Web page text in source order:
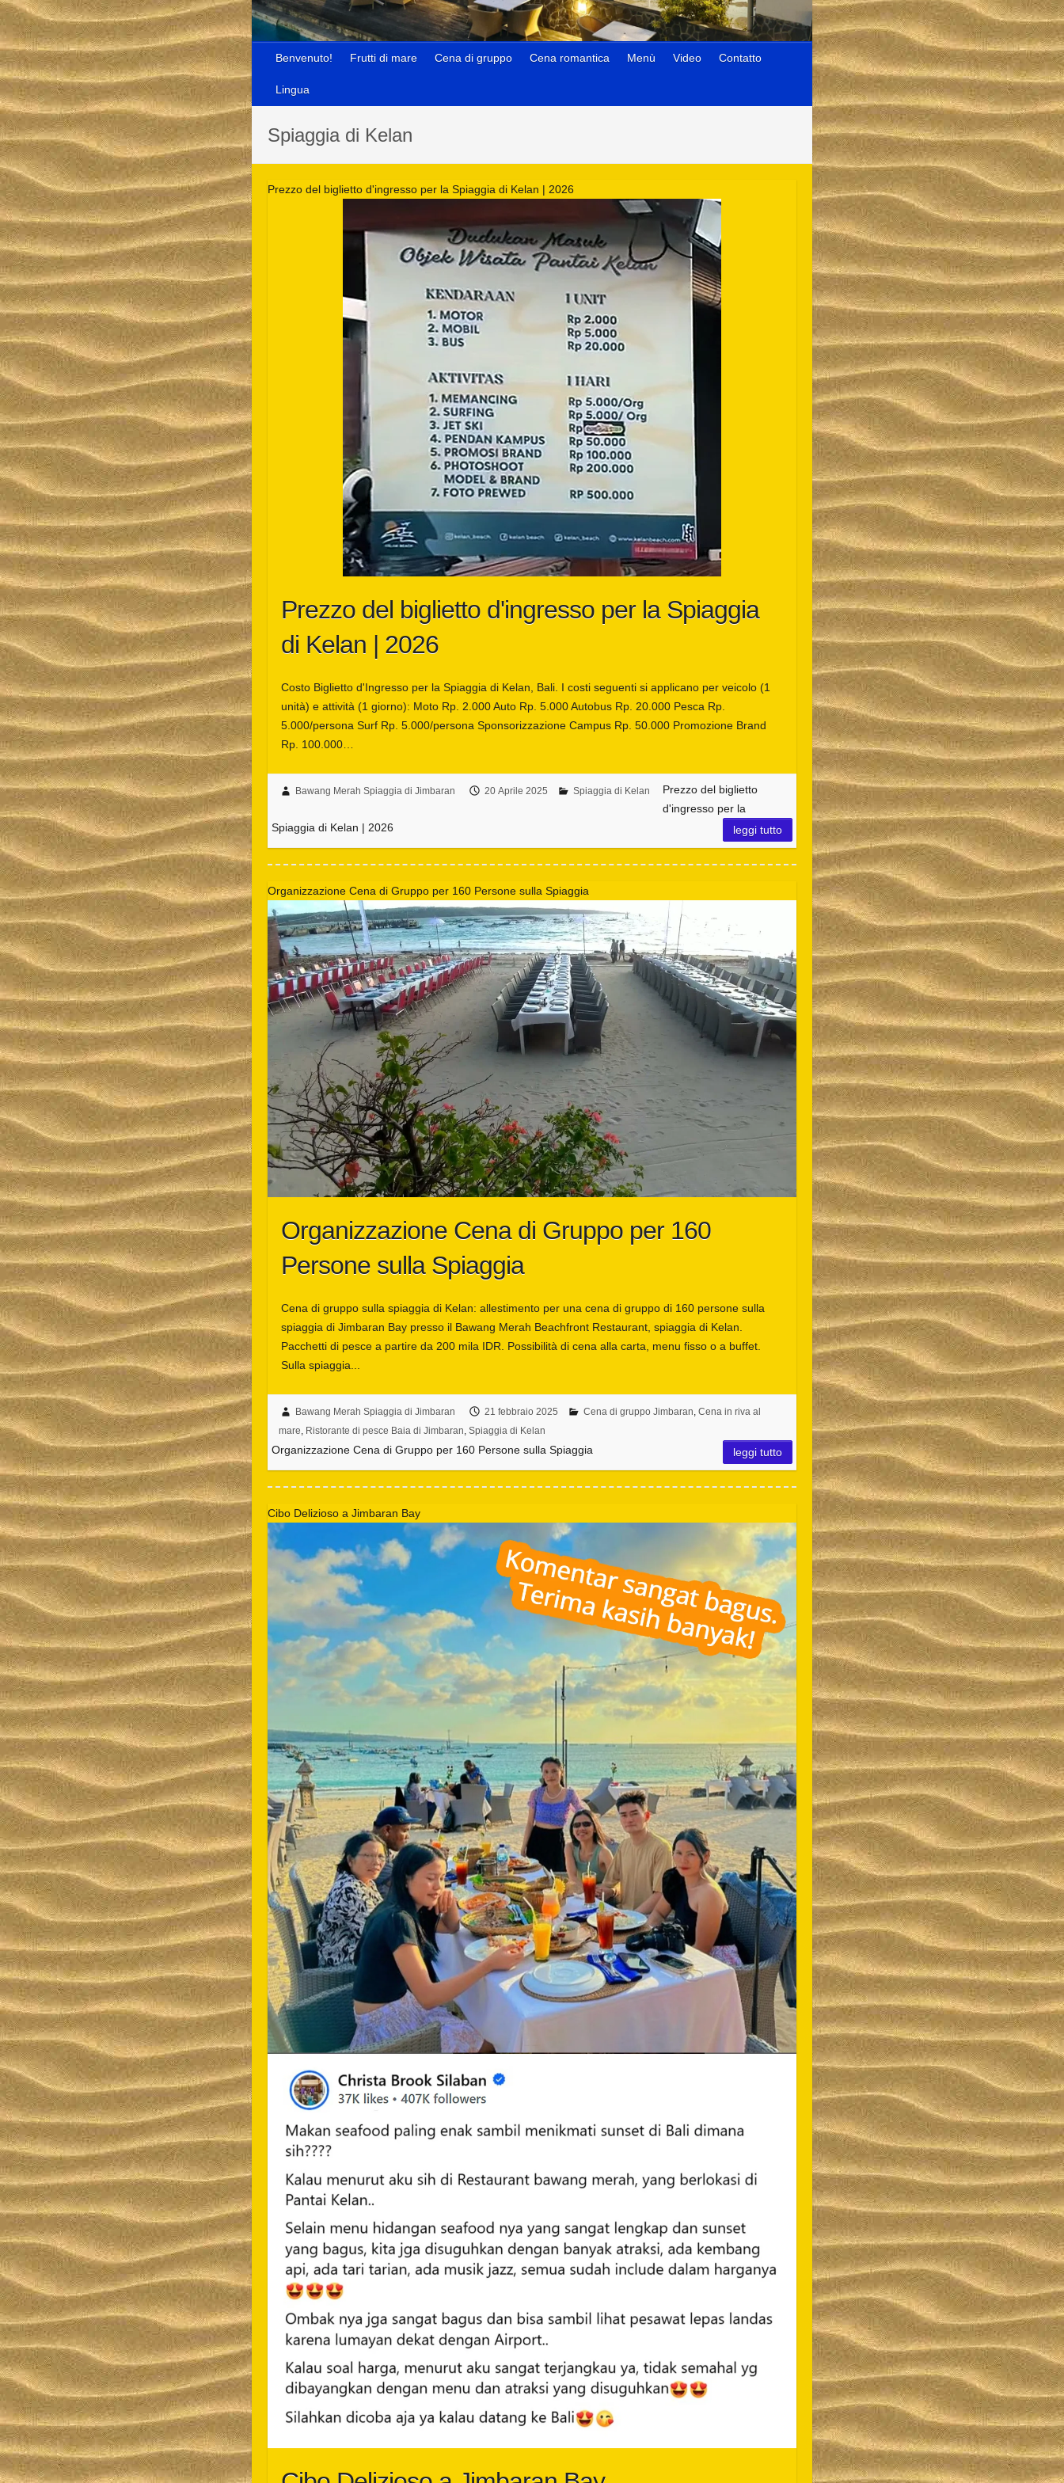
Benvenuto! Frutti di mare Cena di gruppo Cena romantica Menù Video Contatto
Lingua
Spiaggia di Kelan
Prezzo del biglietto d'ingresso per la Spiaggia di Kelan | 2026
Prezzo del biglietto d'ingresso per la Spiaggia
di Kelan | 2026
Costo Biglietto d'Ingresso per la Spiaggia di Kelan, Bali. I costi seguenti si applicano per veicolo (1
unità) e attività (1 giorno): Moto Rp. 2.000 Auto Rp. 5.000 Autobus Rp. 20.000 Pesca Rp.
5.000/persona Surf Rp. 5.000/persona Sponsorizzazione Campus Rp. 50.000 Promozione Brand
Rp. 100.000…
Bawang Merah Spiaggia di Jimbaran 20 Aprile 2025 Spiaggia di Kelan
Prezzo del biglietto
d'ingresso per la
Spiaggia di Kelan | 2026
leggi tutto
Organizzazione Cena di Gruppo per 160 Persone sulla Spiaggia
Organizzazione Cena di Gruppo per 160
Persone sulla Spiaggia
Cena di gruppo sulla spiaggia di Kelan: allestimento per una cena di gruppo di 160 persone sulla
spiaggia di Jimbaran Bay presso il Bawang Merah Beachfront Restaurant, spiaggia di Kelan.
Pacchetti di pesce a partire da 200 mila IDR. Possibilità di cena alla carta, menu fisso o a buffet.
Sulla spiaggia...
Bawang Merah Spiaggia di Jimbaran 21 febbraio 2025 Cena di gruppo Jimbaran, Cena in riva al
mare, Ristorante di pesce Baia di Jimbaran, Spiaggia di Kelan
Organizzazione Cena di Gruppo per 160 Persone sulla Spiaggia leggi tutto
Cibo Delizioso a Jimbaran Bay